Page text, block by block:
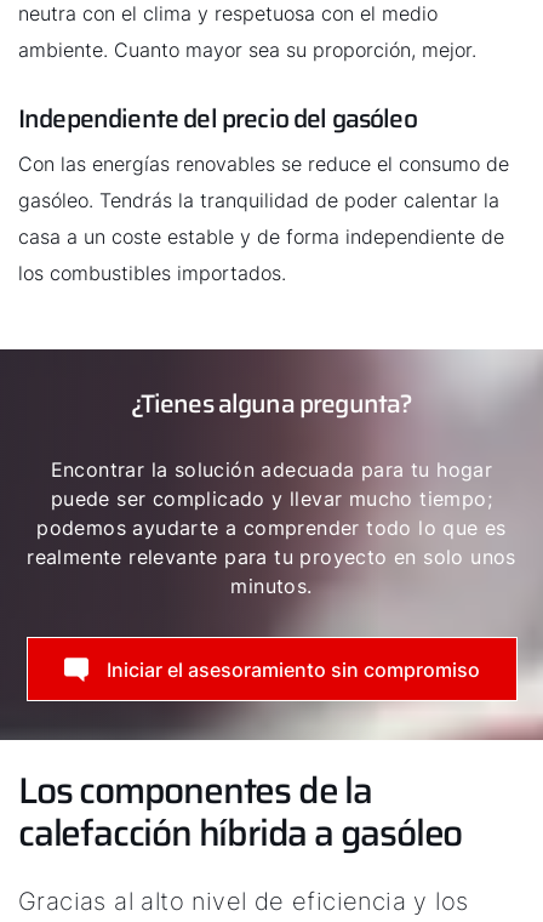
neutra con el clima y respetuosa con el medio
ambiente. Cuanto mayor sea su proporción, mejor.
Independiente del precio del gasóleo
Con las energías renovables se reduce el consumo de
gasóleo. Tendrás la tranquilidad de poder calentar la
casa a un coste estable y de forma independiente de
los combustibles importados.
¿Tienes alguna pregunta?
Encontrar la solución adecuada para tu hogar
puede ser complicado y llevar mucho tiempo;
podemos ayudarte a comprender todo lo que es
realmente relevante para tu proyecto en solo unos
minutos.
Iniciar el asesoramiento sin compromiso
Los componentes de la
calefacción híbrida a gasóleo
Gracias al alto nivel de eficiencia y los